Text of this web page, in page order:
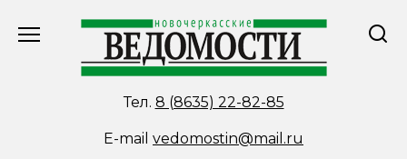
Тел. 8 (8635) 22-82-85
E-mail vedomostin@mail.ru